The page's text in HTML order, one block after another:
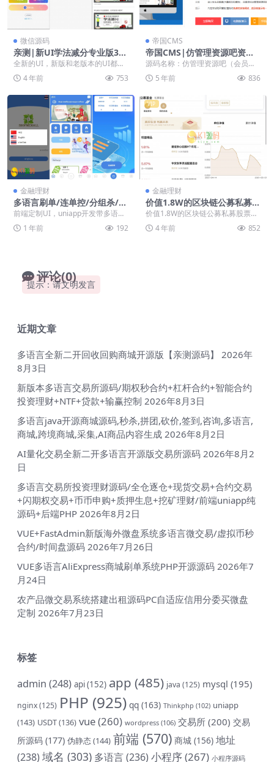
微信源码
亲测|新UI学法减分专业版342
35道题库学法减分专业版小程
全新的UI，新版和老版本的UI都在
压缩包里面了。 这个是专业版的，
而且题库特别全...
4 年前 753
帝国CMS
帝国CMS|仿管理资源吧资料
下载网站模板源码下载会员
源码名称：仿管理资源吧（会员系
统+积分下载+同步插件） 企业资料
下载网站系统模版...
5 年前 836
金融理财
多语言刷单/连单控/分组杀/前
端uniapp后端php【海外多语
言抢单刷单系统】
前端定制UI，uniapp开发带多语
言，后端php全源码带教程 系统功
能支持：支...
1 年前 192
VIP
金融理财
价值1.8W的区块链公募私募股
票基金理财源码【亲测源码】
价值1.8W的区块链公募私募股票基
金理财源码 UI看着不错 实际拿到手
测试了下 ...
4 年前 852
评论(0)
提示：请文明发言
近期文章
多语言全新二开回收回购商城开源版【亲测源码】
2026年
8月3日
新版本多语言交易所源码/期权秒合约+杠杆合约+智能合约
投资理财+NTF+贷款+输赢控制 2026年8月3日
多语言java开源商城源码,秒杀,拼团,砍价,签到,咨询,多语言,
商城,跨境商城,采集,AI商品内容生成 2026年8月2日
AI量化交易全新二开多语言开源版交易所源码 2026年8月2
日
多语言交易所投资理财源码/全仓逐仓+现货交易+合约交易
+闪期权交易+币币申购+质押生息+挖矿理财/前端uniapp纯
源码+后端PHP 2026年8月2日
VUE+FastAdmin新版海外微盘系统多语言微交易/虚拟币秒
合约/时间盘源码 2026年7月26日
VUE多语言AliExpress商城刷单系统PHP开源源码 2026年7
月24日
农产品微交易系统搭建出租源码PC自适应信用分委买微盘
定制 2026年7月23日
标签
admin (248) api(152) app (485) java (125) mysql (195)
nginx(125) PHP (925) qq (163) Thinkphp (102) uniapp
(143) USDT(136) vue(260) wordpress (106) 交易所 (200) 交易
所源码 (177) 伪静态(144) 前端 (570) 商城 (156) 地址
(238)域名 (303) 多语言(236) 小程序(267) 小程序源码